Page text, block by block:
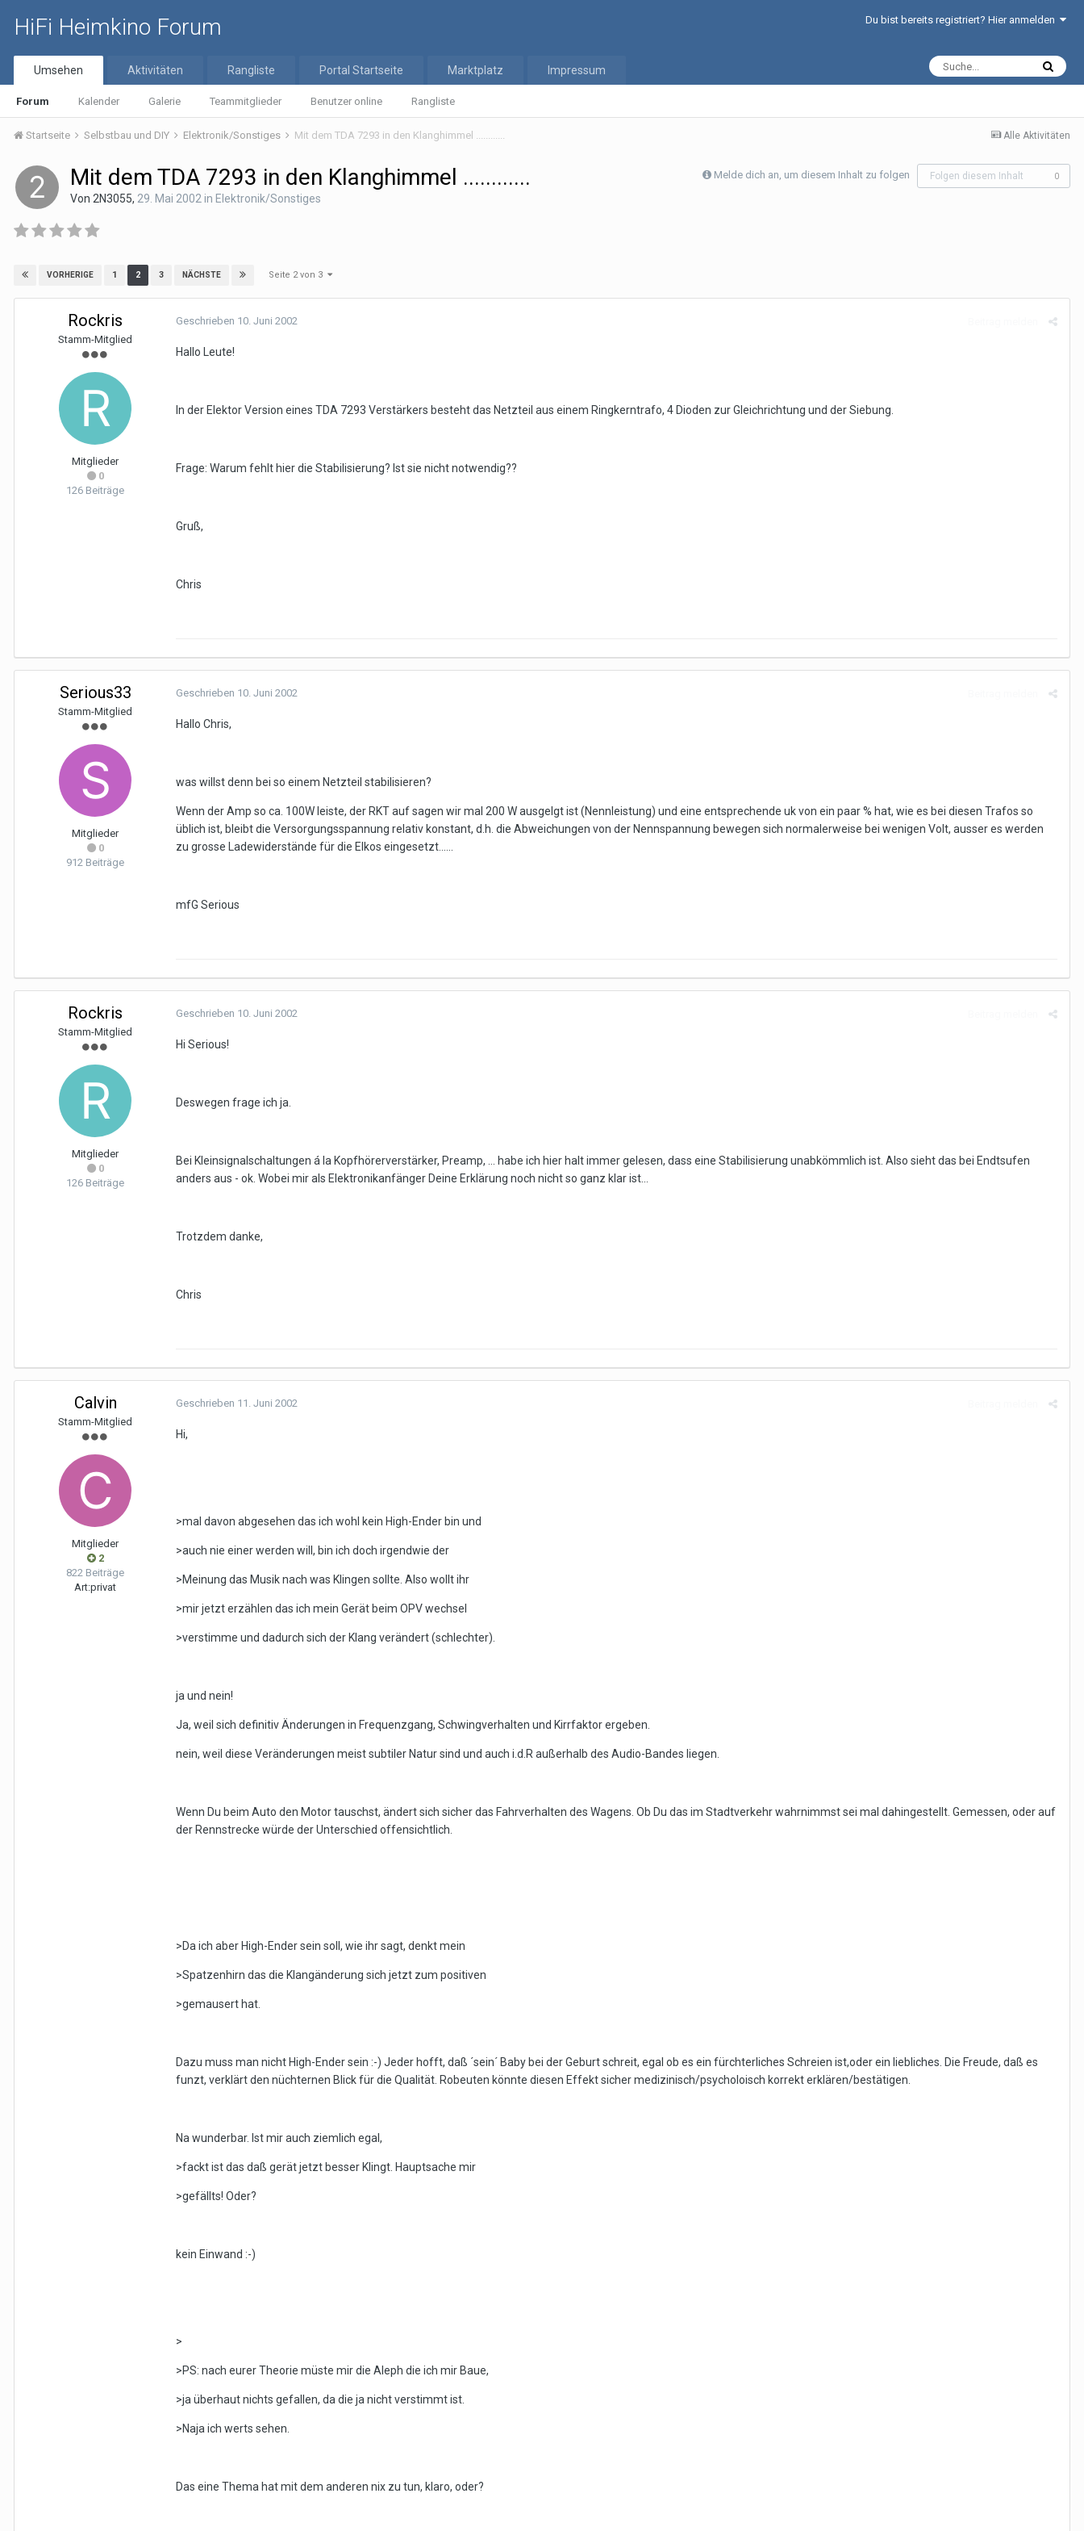
HiFi Heimkino Forum Du bist bereits registriert? Hier anmelden
Umsehen
Forum Kalender Galerie Teammitglieder Benutzer online Rangliste
Aktivitäten Rangliste Portal Startseite Marktplatz Impressum
Alle Aktivitäten
Startseite Selbstbau und DIY Elektronik/Sonstiges Mit dem TDA 7293 in den Klanghimmel ............
Melde dich an, um diesem Inhalt zu folgen Folgen diesem Inhalt 0
Mit dem TDA 7293 in den Klanghimmel ............
Von 2N3055, 29. Mai 2002 in Elektronik/Sonstiges
VORHERIGE 1 2 3 NÄCHSTE Seite 2 von 3
Rockris
Stamm-Mitglied
Mitglieder
0
126 Beiträge
Geschrieben 10. Juni 2002
Hallo Leute!
In der Elektor Version eines TDA 7293 Verstärkers besteht das Netzteil aus einem Ringkerntrafo, 4 Dioden zur Gleichrichtung und der Siebung.
Frage: Warum fehlt hier die Stabilisierung? Ist sie nicht notwendig??
Gruß,
Chris
Serious33
Stamm-Mitglied
Mitglieder
0
912 Beiträge
Geschrieben 10. Juni 2002
Hallo Chris,
was willst denn bei so einem Netzteil stabilisieren?
Wenn der Amp so ca. 100W leiste, der RKT auf sagen wir mal 200 W ausgelgt ist (Nennleistung) und eine entsprechende uk von ein paar % hat, wie es bei diesen Trafos so
üblich ist, bleibt die Versorgungsspannung relativ konstant, d.h. die Abweichungen von der Nennspannung bewegen sich normalerweise bei wenigen Volt, ausser es werden
zu grosse Ladewiderstände für die Elkos eingesetzt......
mfG Serious
Rockris
Stamm-Mitglied
Mitglieder
0
126 Beiträge
Geschrieben 10. Juni 2002
Hi Serious!
Deswegen frage ich ja.
Bei Kleinsignalschaltungen á la Kopfhörerverstärker, Preamp, ... habe ich hier halt immer gelesen, dass eine Stabilisierung unabkömmlich ist. Also sieht das bei Endtsufen
anders aus - ok. Wobei mir als Elektronikanfänger Deine Erklärung noch nicht so ganz klar ist...
Trotzdem danke,
Chris
Calvin
Stamm-Mitglied
Mitglieder
2
822 Beiträge
Art:privat
Geschrieben 11. Juni 2002
Hi,
>mal davon abgesehen das ich wohl kein High-Ender bin und
>auch nie einer werden will, bin ich doch irgendwie der
>Meinung das Musik nach was Klingen sollte. Also wollt ihr
>mir jetzt erzählen das ich mein Gerät beim OPV wechsel
>verstimme und dadurch sich der Klang verändert (schlechter).
ja und nein!
Ja, weil sich definitiv Änderungen in Frequenzgang, Schwingverhalten und Kirrfaktor ergeben.
nein, weil diese Veränderungen meist subtiler Natur sind und auch i.d.R außerhalb des Audio-Bandes liegen.
Wenn Du beim Auto den Motor tauschst, ändert sich sicher das Fahrverhalten des Wagens. Ob Du das im Stadtverkehr wahrnimmst sei mal dahingestellt. Gemessen, oder auf
der Rennstrecke würde der Unterschied offensichtlich.
>Da ich aber High-Ender sein soll, wie ihr sagt, denkt mein
>Spatzenhirn das die Klangänderung sich jetzt zum positiven
>gemausert hat.
Dazu muss man nicht High-Ender sein :-) Jeder hofft, daß ´sein´ Baby bei der Geburt schreit, egal ob es ein fürchterliches Schreien ist,oder ein liebliches. Die Freude, daß es
funzt, verklärt den nüchternen Blick für die Qualität. Robeuten könnte diesen Effekt sicher medizinisch/psycholoisch korrekt erklären/bestätigen.
Na wunderbar. Ist mir auch ziemlich egal,
>fackt ist das daß gerät jetzt besser Klingt. Hauptsache mir
>gefällts! Oder?
kein Einwand :-)
>
>PS: nach eurer Theorie müste mir die Aleph die ich mir Baue,
>ja überhaut nichts gefallen, da die ja nicht verstimmt ist.
>Naja ich werts sehen.
Das eine Thema hat mit dem anderen nix zu tun, klaro, oder?